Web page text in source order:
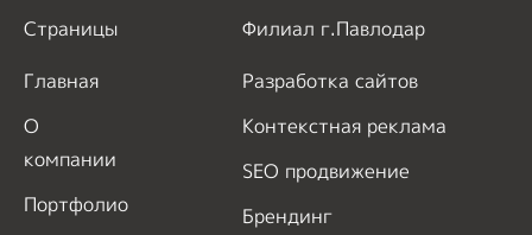
Страницы
Главная
О
компании
Портфолио
Филиал г.Павлодар
Разработка сайтов
Контекстная реклама
SEO продвижение
Брендинг